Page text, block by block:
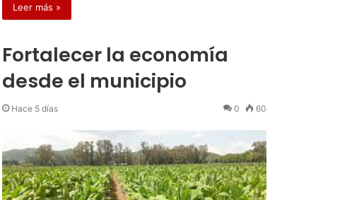
Leer más »
Fortalecer la economía
desde el municipio
Hace 5 días 0 60